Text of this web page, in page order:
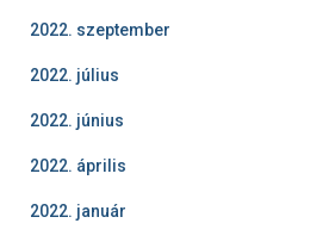
2022. szeptember
2022. július
2022. június
2022. április
2022. január